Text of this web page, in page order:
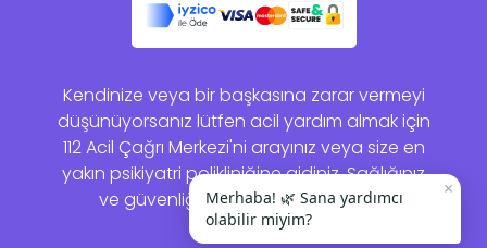
Kendinize veya bir başkasına zarar vermeyi
düşünüyorsanız lütfen acil yardım almak için
112 Acil Çağrı Merkezi'ni arayınız veya size en
yakın psikiyatri polikliniğine gidiniz. Sağlığınız
ve güvenliğiniz bizim için önemlidir.
×
Merhaba! 🌿 Sana yardımcı
olabilir miyim?